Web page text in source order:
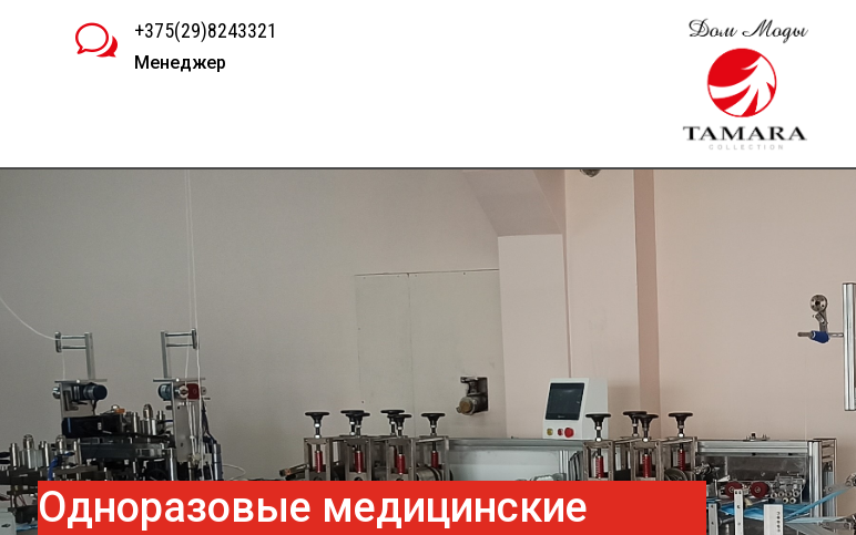
w +375(29)8243321
Менеджер
Одноразовые медицинские